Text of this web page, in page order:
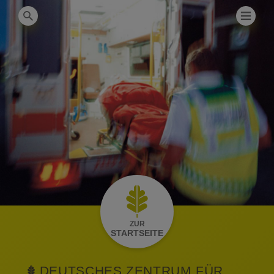
ZUR
STARTSEITE
DEUTSCHES ZENTRUM FÜR